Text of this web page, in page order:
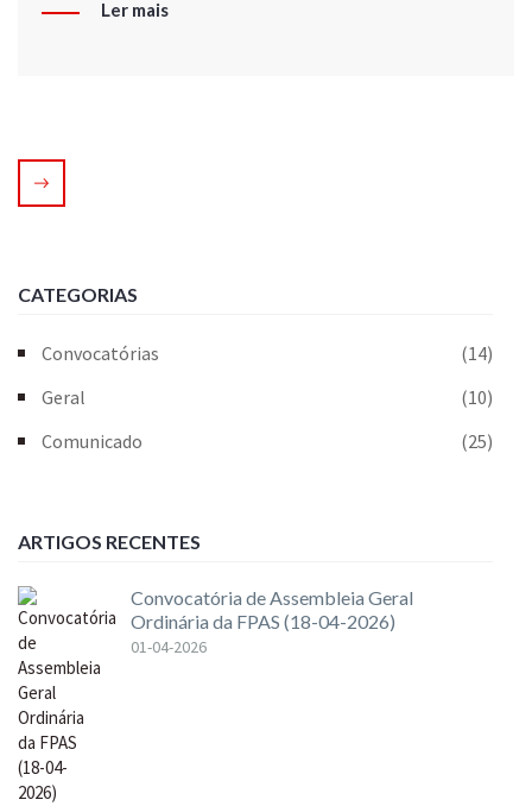
Ler mais
CATEGORIAS
Convocatórias
(14)
Geral
(10)
Comunicado
(25)
ARTIGOS RECENTES
Convocatória de Assembleia Geral
Ordinária da FPAS (18-04-2026)
01-04-2026